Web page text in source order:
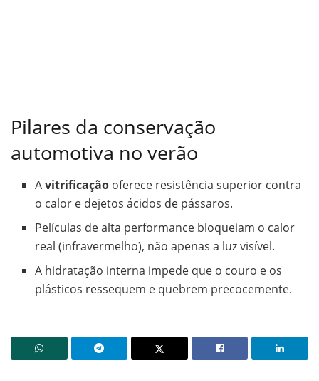
Pilares da conservação
automotiva no verão
Avitrificação oferece resistência superior contra
o calor e dejetos ácidos de pássaros.
Películas de alta performance bloqueiam o calor
real (infravermelho), não apenas a luz visível.
A hidratação interna impede que o couro e os
plásticos ressequem e quebrem precocemente.